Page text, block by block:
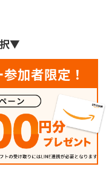
▼
加者限定！